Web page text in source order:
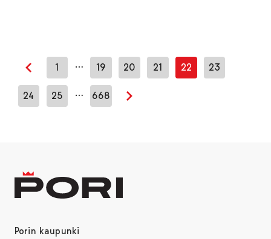
Edellinen sivu
1 … 19 20 21 22 23
24 25 … 668
Seuraava sivu
Porin kaupunki